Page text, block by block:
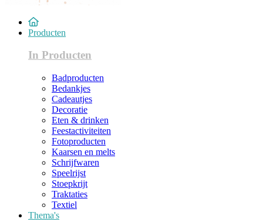
Producten
In Producten
Badproducten
Bedankjes
Cadeautjes
Decoratie
Eten & drinken
Feestactiviteiten
Fotoproducten
Kaarsen en melts
Schrijfwaren
Speelrijst
Stoepkrijt
Traktaties
Textiel
Thema's